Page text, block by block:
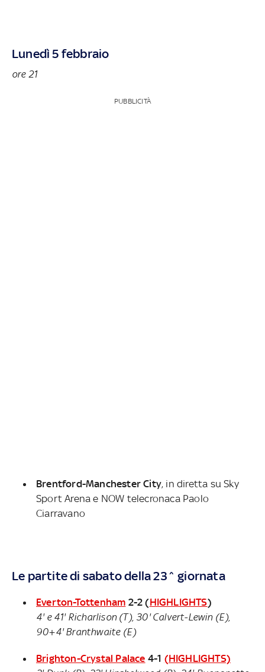
Lunedì 5 febbraio
ore 21
PUBBLICITÀ
Brentford-Manchester City, in diretta su Sky
Sport Arena e NOW telecronaca Paolo
Ciarravano
Le partite di sabato della 23^ giornata
Everton-Tottenham 2-2 (HIGHLIGHTS)
4' e 41' Richarlison (T), 30' Calvert-Lewin (E),
90+4' Branthwaite (E)
Brighton-Crystal Palace 4-1 (HIGHLIGHTS)